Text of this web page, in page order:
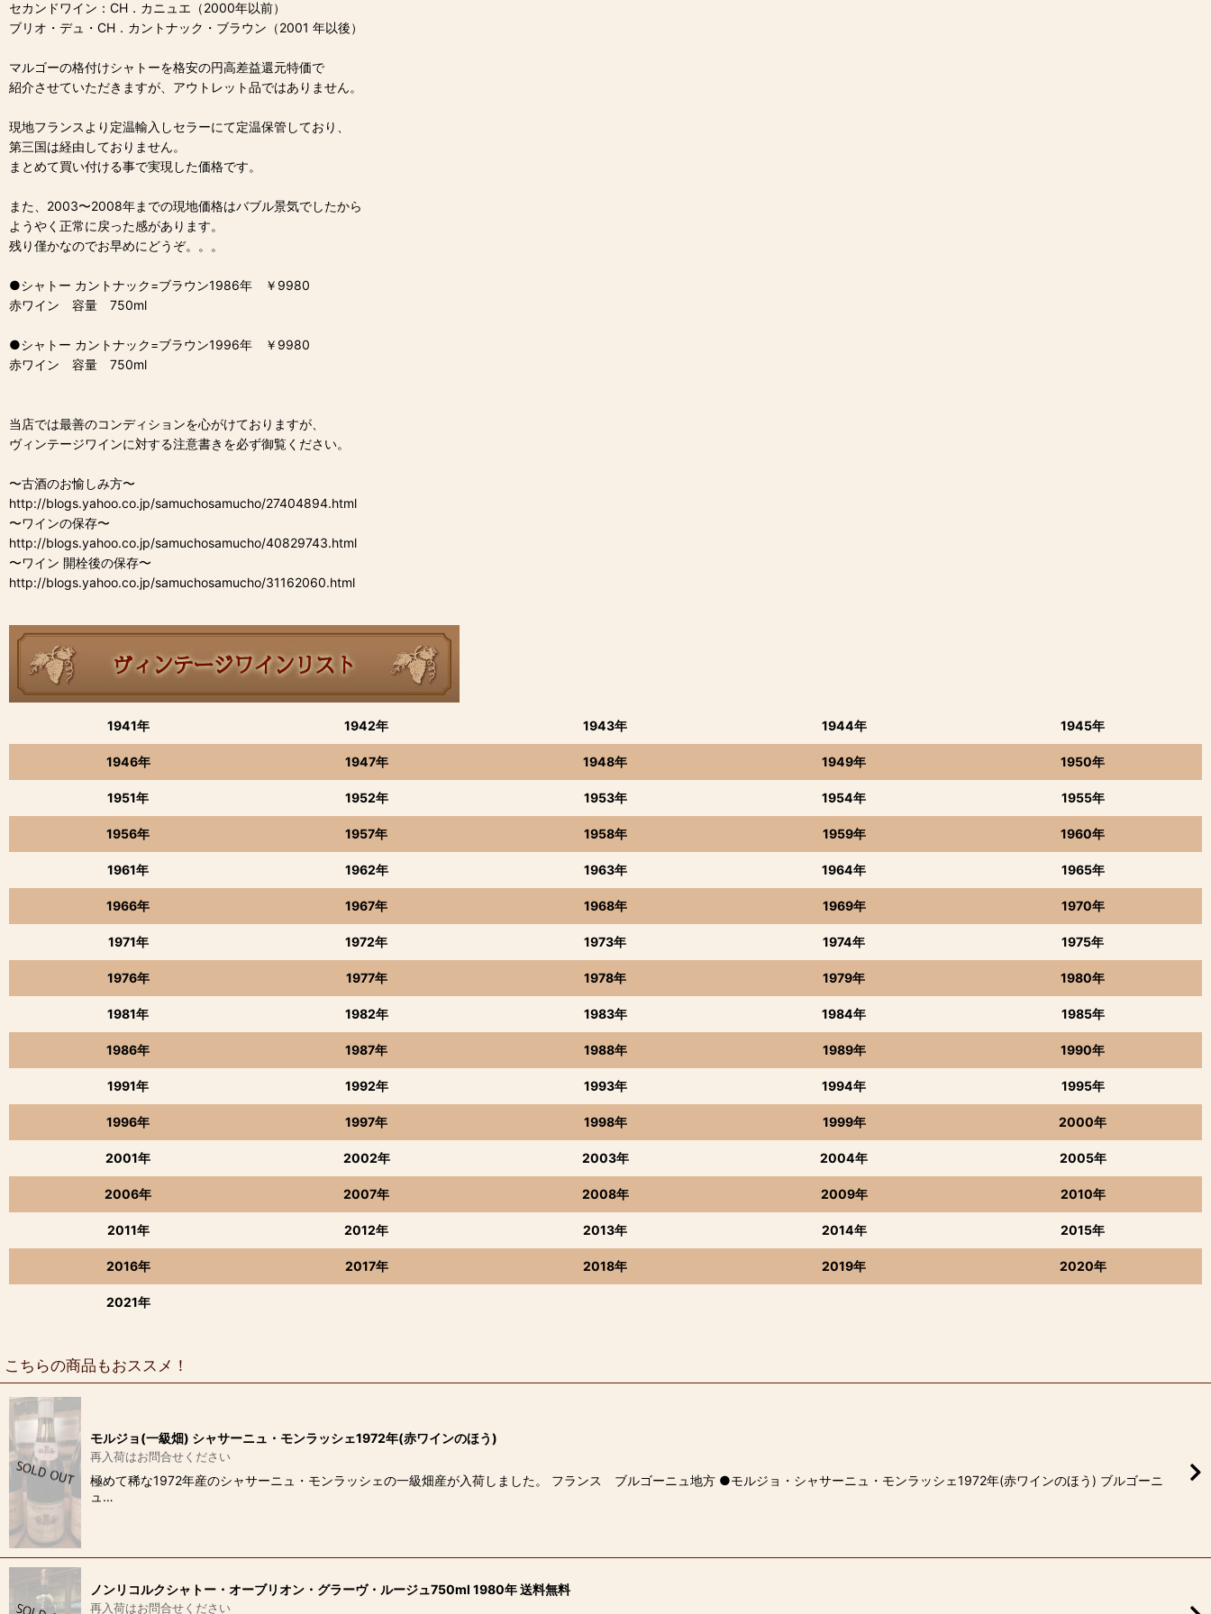
セカンドワイン：CH．カニュエ（2000年以前）
ブリオ・デュ・CH．カントナック・ブラウン（2001 年以後）
マルゴーの格付けシャトーを格安の円高差益還元特価で
紹介させていただきますが、アウトレット品ではありません。
現地フランスより定温輸入しセラーにて定温保管しており、
第三国は経由しておりません。
まとめて買い付ける事で実現した価格です。
また、2003〜2008年までの現地価格はバブル景気でしたから
ようやく正常に戻った感があります。
残り僅かなのでお早めにどうぞ。。。
●シャトー カントナック=ブラウン1986年 ￥9980
赤ワイン 容量 750ml
●シャトー カントナック=ブラウン1996年 ￥9980
赤ワイン 容量 750ml
当店では最善のコンディションを心がけておりますが、
ヴィンテージワインに対する注意書きを必ず御覧ください。
〜古酒のお愉しみ方〜
http://blogs.yahoo.co.jp/samuchosamucho/27404894.html
〜ワインの保存〜
http://blogs.yahoo.co.jp/samuchosamucho/40829743.html
〜ワイン 開栓後の保存〜
http://blogs.yahoo.co.jp/samuchosamucho/31162060.html
1941年 1942年 1943年 1944年 1945年
1946年 1947年 1948年 1949年 1950年
1951年 1952年 1953年 1954年 1955年
1956年 1957年 1958年 1959年 1960年
1961年 1962年 1963年 1964年 1965年
1966年 1967年 1968年 1969年 1970年
1971年 1972年 1973年 1974年 1975年
1976年 1977年 1978年 1979年 1980年
1981年 1982年 1983年 1984年 1985年
1986年 1987年 1988年 1989年 1990年
1991年 1992年 1993年 1994年 1995年
1996年 1997年 1998年 1999年 2000年
2001年 2002年 2003年 2004年 2005年
2006年 2007年 2008年 2009年 2010年
2011年 2012年 2013年 2014年 2015年
2016年 2017年 2018年 2019年 2020年
2021年
こちらの商品もおススメ！
モルジョ(一級畑) シャサーニュ・モンラッシェ1972年(赤ワインのほう)
再入荷はお問合せください
極めて稀な1972年産のシャサーニュ・モンラッシェの一級畑産が入荷しました。 フランス ブルゴーニュ地方 ●モルジョ・シャサーニュ・モンラッシェ1972年(赤ワインのほう) ブルゴーニ
ュ…
ノンリコルクシャトー・オーブリオン・グラーヴ・ルージュ750ml 1980年 送料無料
再入荷はお問合せください